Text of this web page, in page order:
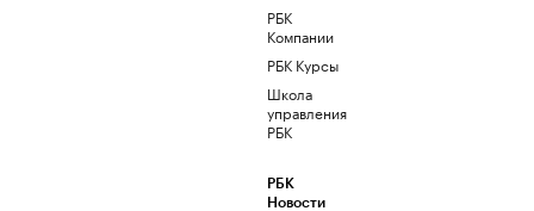
РБК
Компании
РБК Курсы
Школа
управления
РБК
РБК
Новости